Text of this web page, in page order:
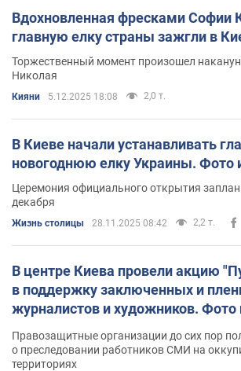
Вдохновленная фресками Софии
главную елку страны зажгли в
Торжественный момент произошел
Николая
Кияни 5.12.2025 18:08 2,0 т.
В Киеве начали устанавливать
новогоднюю елку Украины. Фото
Церемония официального открытия
декабря
Жизнь столицы 28.11.2025 08:42 2,2 т.
В центре Киева провели акцию
в поддержку заключенных и
журналистов и художников. Фото
Правозащитные организации до сих пор
о преследовании работников СМИ на
территориях